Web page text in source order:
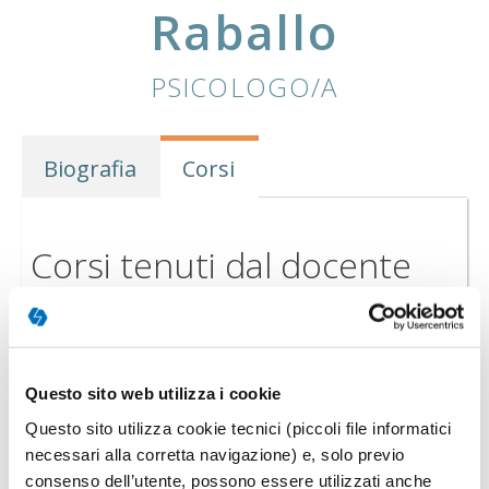
Questo sito web utilizza i cookie
Questo sito utilizza cookie tecnici (piccoli file informatici
necessari alla corretta navigazione) e, solo previo
consenso dell’utente, possono essere utilizzati anche
Raballo
PSICOLOGO/A
Biografia Corsi
Corsi tenuti dal docente
FORMAZIONE BREVE